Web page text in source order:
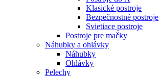
Klasické postroje
Bezpečnostné postroje
Svietiace postroje
Postroje pre mačky
Náhubky a ohlávky
Náhubky
Ohlávky
Pelechy